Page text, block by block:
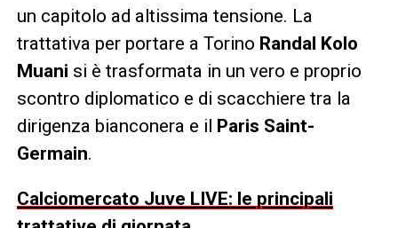
un capitolo ad altissima tensione. La
trattativa per portare a Torino Randal Kolo
Muani si è trasformata in un vero e proprio
scontro diplomatico e di scacchiere tra la
dirigenza bianconera e il Paris Saint-
Germain.
Calciomercato Juve LIVE: le principali